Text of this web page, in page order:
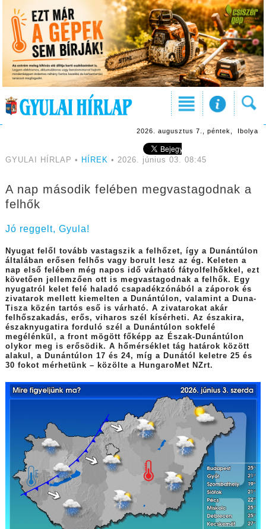
2026. augusztus 7., péntek, Ibolya
GYULAI HÍRLAP • HÍREK • 2026. június 03. 08:45
A nap második felében megvastagodnak a
felhők
Jó reggelt, Gyula!
Nyugat felől tovább vastagszik a felhőzet, így a Dunántúlon
általában erősen felhős vagy borult lesz az ég. Keleten a
nap első felében még napos idő várható fátyolfelhőkkel, ezt
követően jellemzően ott is megvastagodnak a felhők. Egy
nyugatról kelet felé haladó csapadékzónából a záporok és
zivatarok mellett kiemelten a Dunántúlon, valamint a Duna-
Tisza közén tartós eső is várható. A zivatarokat akár
felhőszakadás, erős, viharos szél kísérheti. Az északira,
északnyugatira forduló szél a Dunántúlon sokfelé
megélénkül, a front mögött főképp az Észak-Dunántúlon
olykor meg is erősödik. A hőmérséklet tág határok között
alakul, a Dunántúlon 17 és 24, míg a Dunától keletre 25 és
30 fokot mérhetünk – közölte a HungaroMet NZrt.